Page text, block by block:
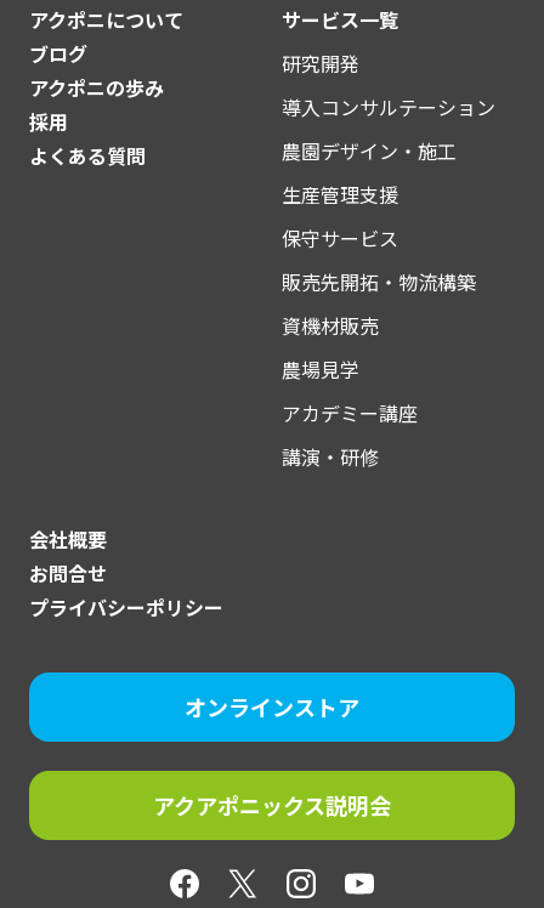
アクポニについて
ブログ
アクポニの歩み
採用
よくある質問
サービス一覧
研究開発
導入コンサルテーション
農園デザイン・施工
生産管理支援
保守サービス
販売先開拓・物流構築
資機材販売
農場見学
アカデミー講座
講演・研修
会社概要
お問合せ
プライバシーポリシー
オンラインストア
アクアポニックス説明会